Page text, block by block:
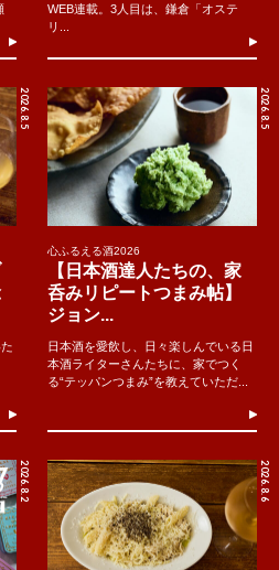
WEB連載。3人目は、鎌倉「オステ
リ...
2026.8.5 2026.8.5
心ふるえる酒2026
【日本酒達人たちの、家
呑みリピートつまみ帖】
ジョン...
日本酒を愛飲し、日々楽しんでいる日
本酒ライターさんたちに、家でつく
る“テッパンつまみ”を教えていただ...
2026.8.2 2026.8.6